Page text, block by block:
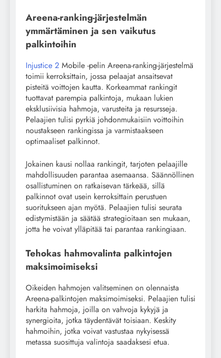
Areena-ranking-järjestelmän
ymmärtäminen ja sen vaikutus
palkintoihin
Injustice 2 Mobile -pelin Areena-ranking-järjestelmä
toimii kerroksittain, jossa pelaajat ansaitsevat
pisteitä voittojen kautta. Korkeammat rankingit
tuottavat parempia palkintoja, mukaan lukien
eksklusiivisia hahmoja, varusteita ja resursseja.
Pelaajien tulisi pyrkiä johdonmukaisiin voittoihin
noustakseen rankingissa ja varmistaakseen
optimaaliset palkinnot.
Jokainen kausi nollaa rankingit, tarjoten pelaajille
mahdollisuuden parantaa asemaansa. Säännöllinen
osallistuminen on ratkaisevan tärkeää, sillä
palkinnot ovat usein kerroksittain perustuen
suoritukseen ajan myötä. Pelaajien tulisi seurata
edistymistään ja säätää strategioitaan sen mukaan,
jotta he voivat ylläpitää tai parantaa rankingiaan.
Tehokas hahmovalinta palkintojen
maksimoimiseksi
Oikeiden hahmojen valitseminen on olennaista
Areena-palkintojen maksimoimiseksi. Pelaajien tulisi
harkita hahmoja, joilla on vahvoja kykyjä ja
synergioita, jotka täydentävät toisiaan. Keskity
hahmoihin, jotka voivat vastustaa nykyisessä
metassa suosittuja valintoja saadaksesi etua.